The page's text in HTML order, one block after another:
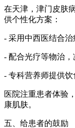
在天津，津门皮肤
供个性化方案：
- 采用中西医结合治
- 配合光疗等物治，
- 专科营养师提供饮
医院注重患者体验
康肌肤。
五、给患者的鼓励